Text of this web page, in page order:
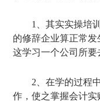
1、其实实操培
的修辞企业算正常
这学习一个公司所要
2、在学的过程
作，使之掌握会计实